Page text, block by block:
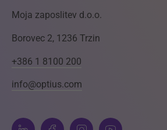
Moja zaposlitev d.o.o.
Borovec 2, 1236 Trzin
+386 1 8100 200
info@optius.com